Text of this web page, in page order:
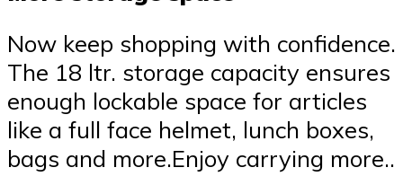
Now keep shopping with confidence.
The 18 ltr. storage capacity ensures
enough lockable space for articles
like a full face helmet, lunch boxes,
bags and more.Enjoy carrying more..